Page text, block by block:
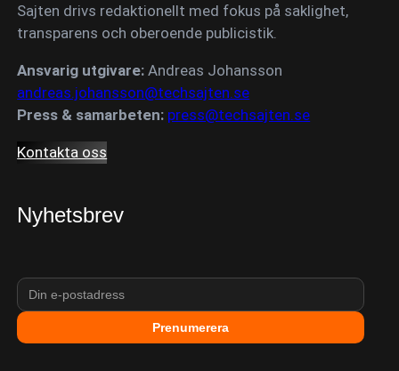
Sajten drivs redaktionellt med fokus på saklighet,
transparens och oberoende publicistik.
Ansvarig utgivare: Andreas Johansson
andreas.johansson@techsajten.se
Press & samarbeten: press@techsajten.se
Kontakta oss
Nyhetsbrev
Prenumerera